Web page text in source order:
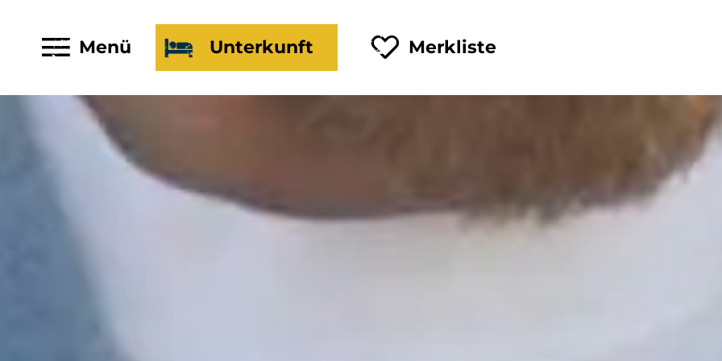
Menü Merkliste
Unterkunft